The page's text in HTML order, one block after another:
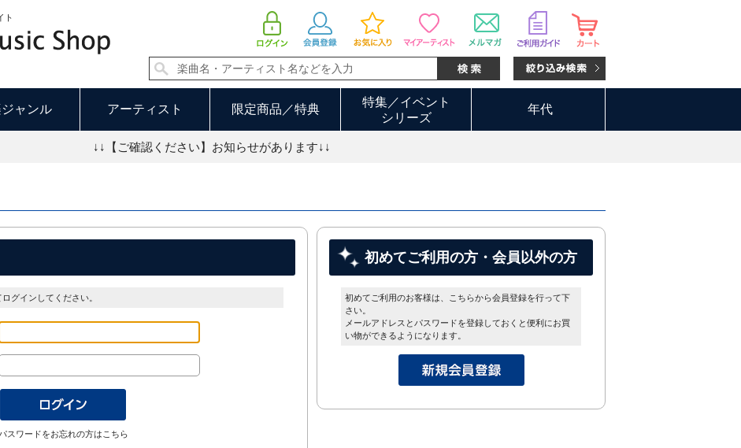
ト
ャンル アーティスト 限定商品／特典
特集／イベント
シリーズ
年代
↓↓【ご確認ください】お知らせがあります↓↓
グインしてください。
パスワードをお忘れの方はこちら
初めてご利用の方・会員以外の方
初めてご利用のお客様は、こちらから会員登録を行って下
さい。
メールアドレスとパスワードを登録しておくと便利にお買
い物ができるようになります。